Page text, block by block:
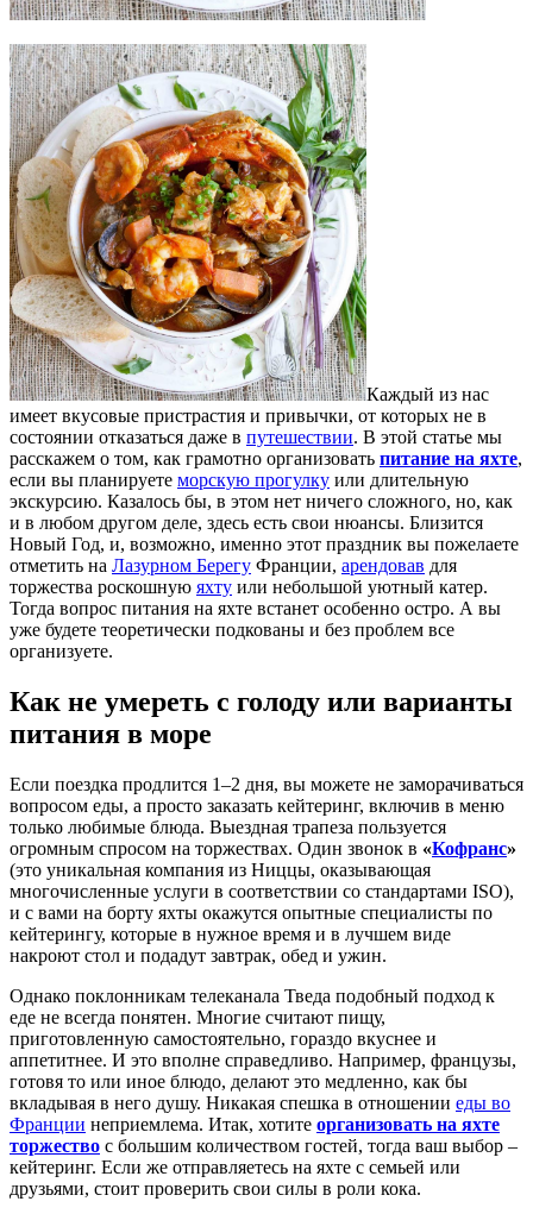
Каждый из нас
имеет вкусовые пристрастия и привычки, от которых не в
состоянии отказаться даже в путешествии. В этой статье мы
расскажем о том, как грамотно организовать питание на яхте,
если вы планируете морскую прогулку или длительную
экскурсию. Казалось бы, в этом нет ничего сложного, но, как
и в любом другом деле, здесь есть свои нюансы. Близится
Новый Год, и, возможно, именно этот праздник вы пожелаете
отметить на Лазурном Берегу Франции, арендовав для
торжества роскошную яхту или небольшой уютный катер.
Тогда вопрос питания на яхте встанет особенно остро. А вы
уже будете теоретически подкованы и без проблем все
организуете.
Как не умереть с голоду или варианты
питания в море
Если поездка продлится 1–2 дня, вы можете не заморачиваться
вопросом еды, а просто заказать кейтеринг, включив в меню
только любимые блюда. Выездная трапеза пользуется
огромным спросом на торжествах. Один звонок в «Кофранс»
(это уникальная компания из Ниццы, оказывающая
многочисленные услуги в соответствии со стандартами ISO),
и с вами на борту яхты окажутся опытные специалисты по
кейтерингу, которые в нужное время и в лучшем виде
накроют стол и подадут завтрак, обед и ужин.
Однако поклонникам телеканала Тведа подобный подход к
еде не всегда понятен. Многие считают пищу,
приготовленную самостоятельно, гораздо вкуснее и
аппетитнее. И это вполне справедливо. Например, французы,
готовя то или иное блюдо, делают это медленно, как бы
вкладывая в него душу. Никакая спешка в отношении еды во
Франции неприемлема. Итак, хотите организовать на яхте
торжество с большим количеством гостей, тогда ваш выбор –
кейтеринг. Если же отправляетесь на яхте с семьей или
друзьями, стоит проверить свои силы в роли кока.